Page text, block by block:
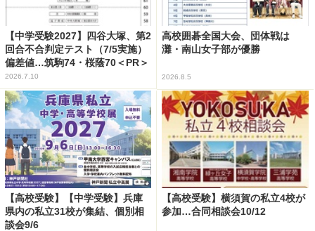
【中学受験2027】四谷大塚、第2
回合不合判定テスト（7/5実施）
偏差値…筑駒74・桜蔭70＜PR＞
2026.7.10
高校囲碁全国大会、団体戦は
灘・南山女子部が優勝
2026.8.5
【高校受験】【中学受験】兵庫
県内の私立31校が集結、個別相
談会9/6
【高校受験】横須賀の私立4校が
参加…合同相談会10/12